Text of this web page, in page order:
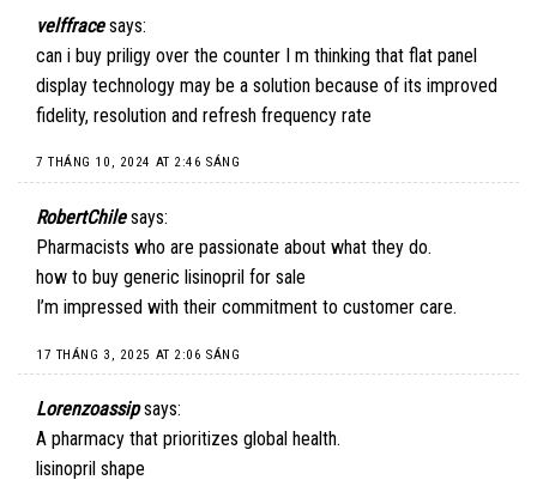
velffrace says:
can i buy priligy over the counter I m thinking that flat panel
display technology may be a solution because of its improved
fidelity, resolution and refresh frequency rate
7 THÁNG 10, 2024 AT 2:46 SÁNG
RobertChile says:
Pharmacists who are passionate about what they do.
how to buy generic lisinopril for sale
I’m impressed with their commitment to customer care.
17 THÁNG 3, 2025 AT 2:06 SÁNG
Lorenzoassip says:
A pharmacy that prioritizes global health.
lisinopril shape